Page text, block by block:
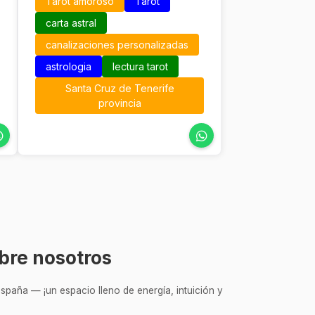
privacidad total y una experiencia
cómoda y eficiente. Este modelo
destaca por su simplicidad,
accesibilidad y transparencia,
convirtiendo sus consultas en una
opción clara y económica dentro del
mundo del tarot profesional.
carta astral
canalizaciones personalizadas
astrologia
lectura tarot
Santa Cruz de Tenerife
provincia
nosotros
— ¡un espacio lleno de energía, intuición y